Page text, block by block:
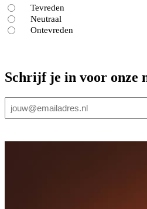
Tevreden
Neutraal
Ontevreden
Schrijf je in voor onze
mailadres